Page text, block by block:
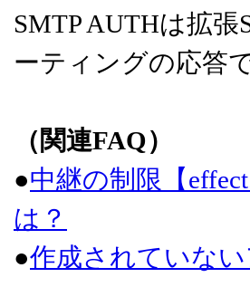
SMTP AUTHは拡
ーティングの応答
（関連FAQ）
●中継の制限【
は？
●作成されていな